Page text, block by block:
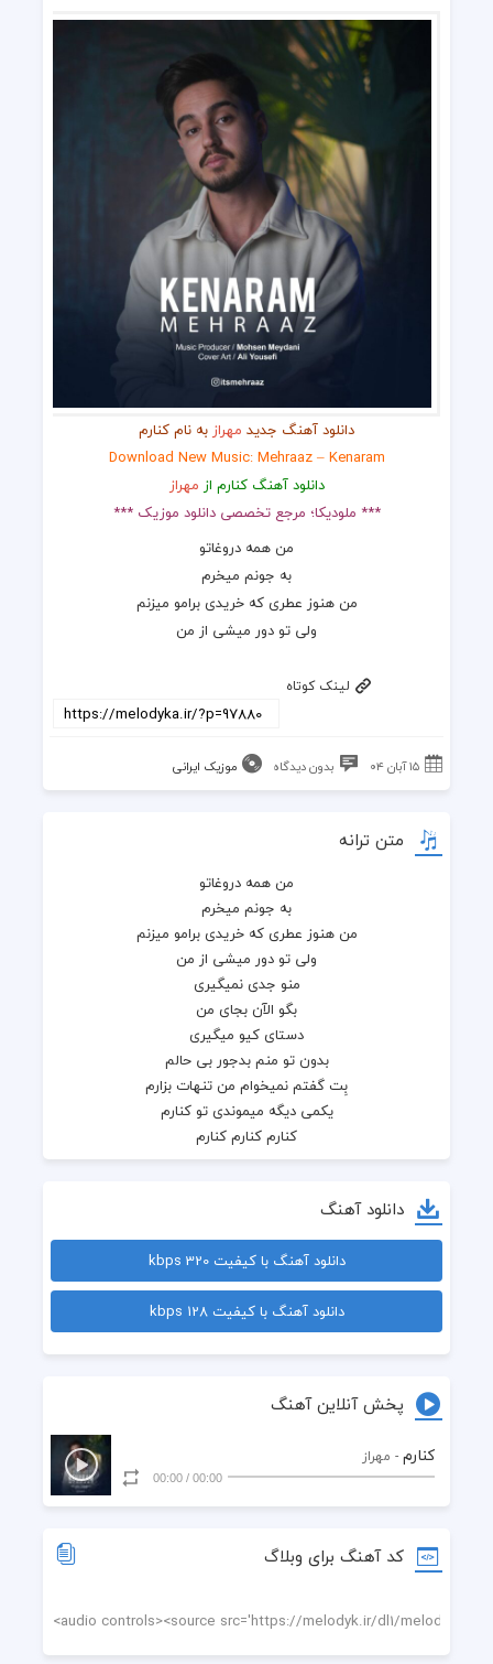
دانلود آهنگ جدید مهراز به نام کنارم
Download New Music: Mehraaz – Kenaram
دانلود آهنگ کنارم از مهراز
*** ملودیکا؛ مرجع تخصصی دانلود موزیک ***
من همه دروغاتو
به جونم میخرم
من هنوز عطری که خریدی برامو میزنم
ولی تو دور میشی از من
لینک کوتاه
۱۵ آبان ۰۴ بدون دیدگاه موزیک ایرانی
متن ترانه
اَمن بود برام بغلت
رفتیو فایده نداره
هرچقدم من بگم
بدون تو منم بدجور بی حالم
کنارم کنارم کنارم
دانلود آهنگ
دانلود آهنگ با کیفیت 320 kbps
دانلود آهنگ با کیفیت 128 kbps
پخش آنلاین آهنگ
کنارم - مهراز
00:00
/
00:00
کد آهنگ برای وبلاگ